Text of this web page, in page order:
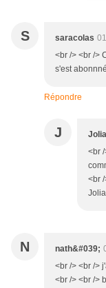
S saracolas
<br /> <br />
s'est
Répondre
J Jolia
<br
<br
N nath&#039;
<br /> <br />
<br /> <br />